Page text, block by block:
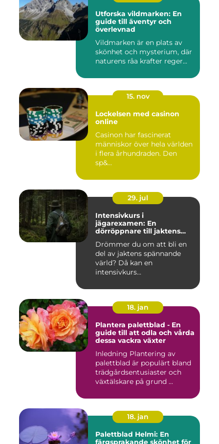
Utforska vildmarken: En
guide till äventyr och
överlevnad
Vildmarken är en plats av
skönhet och mysterium, där
naturens råa krafter reger...
15. nov
Lockelsen med casinon
online
Casinon har fascinerat
människor över hela världen
i flera århundraden. Den
sp&...
29. jul
Intensivkurs i
jägarexamen: En
dörröppnare till jaktens
Drömmer du om att bli en
del av jaktens spännande
värld? Då kan en
intensivkurs...
18. jan
Plantera palettblad - En
guide till att odla och vårda
dessa vackra växter
Inledning Plantering av
palettblad är populärt bland
trädgårdsentusiaster och
växtälskare på grund ...
18. jan
Palettblad Helmi: En
färgsprakande skönhet för